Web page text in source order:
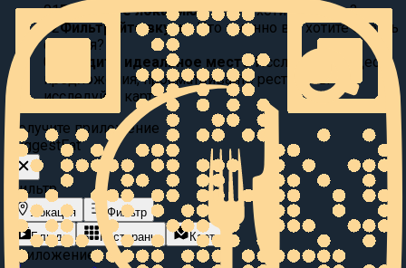
01Выберите локацию:
Где вы хотите поесть?
02Фильтруйте вкусы: Что именно вы хотите съесть
сегодня?
03
Найдите идеальное место Исследуйте видео
предложения, просматривайте рестораны или
исследуйте карту.
Получите приложение
SuggestEat
Фильтр
Локация
Фильтр
Блюда
Рестораны Карта
Приложение